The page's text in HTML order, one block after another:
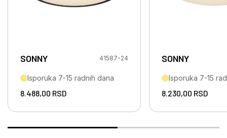
SONNY 41587-24
Isporuka 7-15 radnih dana
8.488,00 RSD
SONNY
Isporuka 7-15
8.230,00 RSD